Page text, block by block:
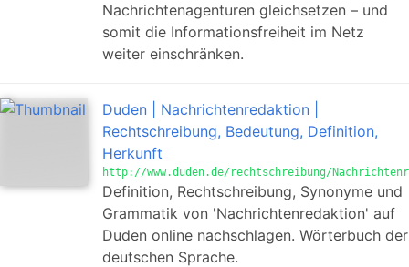
Nachrichtenagenturen gleichsetzen – und
somit die Informationsfreiheit im Netz
weiter einschränken.
Duden | Nachrichtenredaktion |
Rechtschreibung, Bedeutung, Definition,
Herkunft
http://www.duden.de/rechtschreibung/
Definition, Rechtschreibung, Synonyme und
Grammatik von 'Nachrichtenredaktion' auf
Duden online nachschlagen. Wörterbuch der
deutschen Sprache.